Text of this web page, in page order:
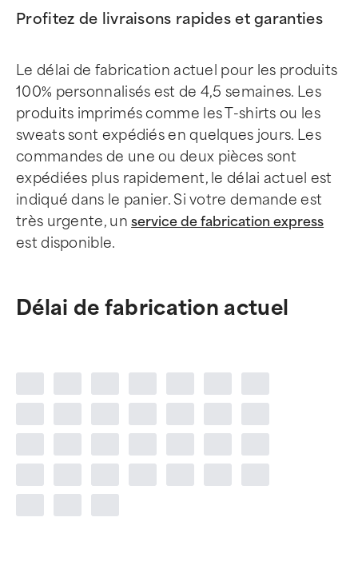
Profitez de livraisons rapides et garanties
Le délai de fabrication actuel pour les produits
100% personnalisés est de 4,5 semaines. Les
produits imprimés comme les T-shirts ou les
sweats sont expédiés en quelques jours. Les
commandes de une ou deux pièces sont
expédiées plus rapidement, le délai actuel est
indiqué dans le panier. Si votre demande est
très urgente, unservice de fabrication express
est disponible.
Délai de fabrication actuel